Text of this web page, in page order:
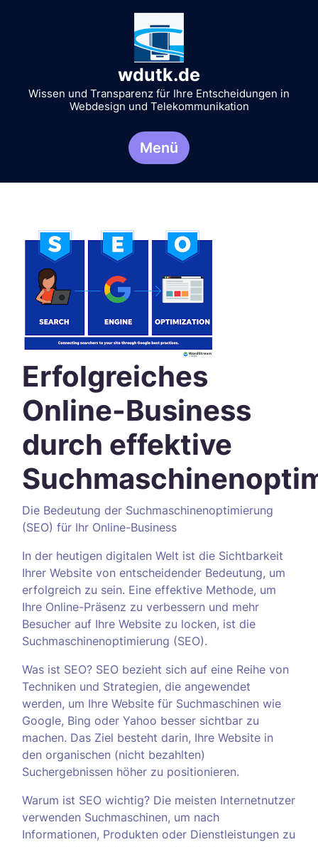
wdutk.de
Wissen und Transparenz für Ihre Entscheidungen in
Webdesign und Telekommunikation
Menü
Erfolgreiches
Online-Business
durch effektive
Die Bedeutung der Suchmaschinenoptimierung
(SEO) für Ihr Online-Business
In der heutigen digitalen Welt ist die Sichtbarkeit
Ihrer Website von entscheidender Bedeutung, um
erfolgreich zu sein. Eine effektive Methode, um
Ihre Online-Präsenz zu verbessern und mehr
Besucher auf Ihre Website zu locken, ist die
Suchmaschinenoptimierung (SEO).
Was ist SEO? SEO bezieht sich auf eine Reihe von
Techniken und Strategien, die angewendet
werden, um Ihre Website für Suchmaschinen wie
Google, Bing oder Yahoo besser sichtbar zu
machen. Das Ziel besteht darin, Ihre Website in
den organischen (nicht bezahlten)
Suchergebnissen höher zu positionieren.
Warum ist SEO wichtig? Die meisten Internetnutzer
verwenden Suchmaschinen, um nach
Informationen, Produkten oder Dienstleistungen zu